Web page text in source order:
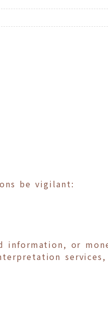
be vigilant:
information, or